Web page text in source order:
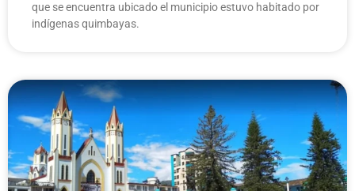
que se encuentra ubicado el municipio estuvo habitado por
indígenas quimbayas.